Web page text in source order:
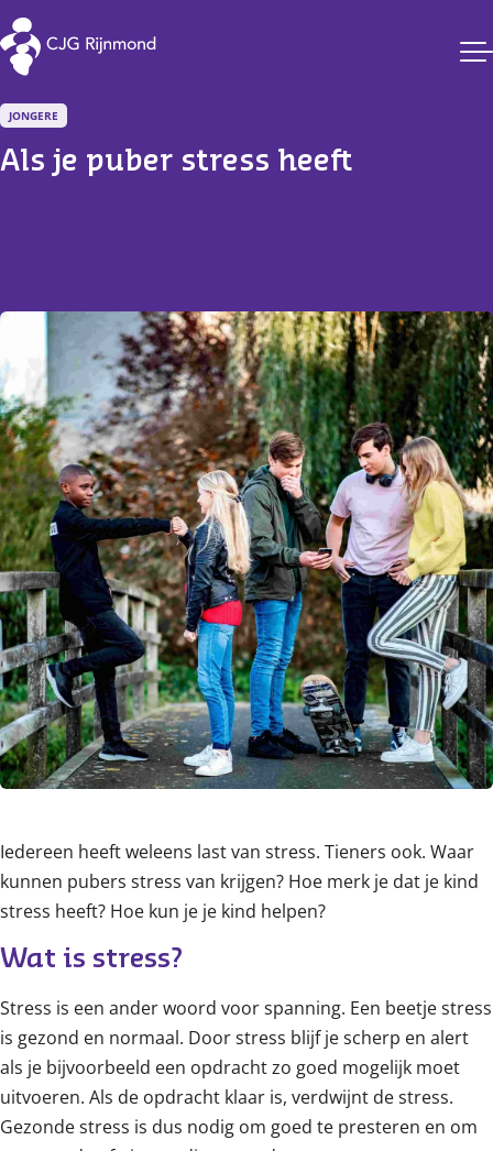
CJG Rijnmond
JONGERE
Als je puber stress heeft
Iedereen heeft weleens last van stress. Tieners ook. Waar
kunnen pubers stress van krijgen? Hoe merk je dat je kind
stress heeft? Hoe kun je je kind helpen?
Wat is stress?
Stress is een ander woord voor spanning. Een beetje stress
is gezond en normaal. Door stress blijf je scherp en alert
als je bijvoorbeeld een opdracht zo goed mogelijk moet
uitvoeren. Als de opdracht klaar is, verdwijnt de stress.
Gezonde stress is dus nodig om goed te presteren en om